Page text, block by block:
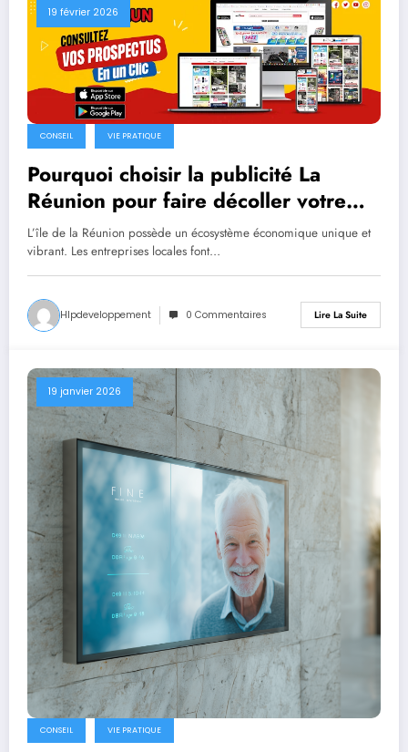
19 février 2026
CONSEIL VIE PRATIQUE
Pourquoi choisir la publicité La
Réunion pour faire décoller votre
business local ?
L’île de la Réunion possède un écosystème économique unique et
vibrant. Les entreprises locales font…
Hlpdeveloppement 0 Commentaires Lire La Suite
19 janvier 2026
CONSEIL VIE PRATIQUE